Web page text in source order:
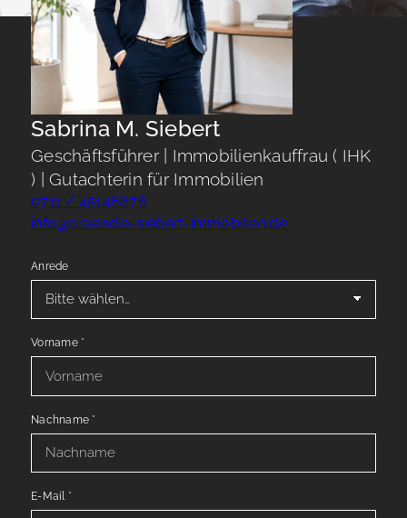
Sabrina M. Siebert
Geschäftsführer | Immobilienkauffrau ( IHK
) | Gutachterin für Immobilien
0711 / 45146676
info@braendle-siebert-immobilien.de
Anrede
Vorname *
Nachname *
E-Mail *